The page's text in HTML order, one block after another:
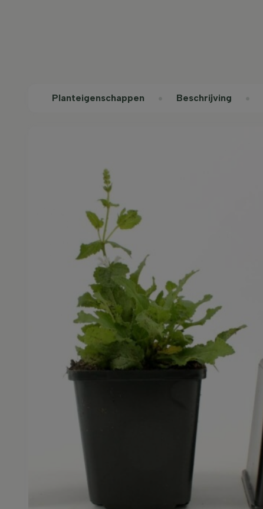
Planteigenschappen Beschrijving